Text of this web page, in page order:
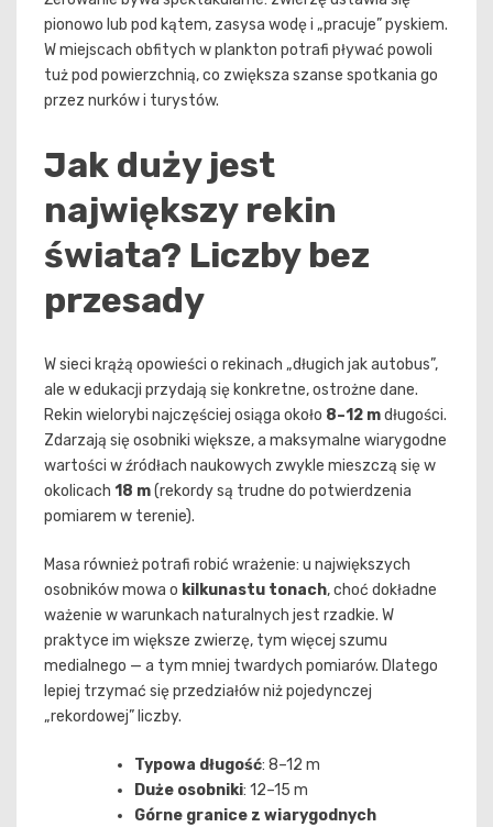
pionowo lub pod kątem, zasysa wodę i „pracuje” pyskiem.
W miejscach obfitych w plankton potrafi pływać powoli
tuż pod powierzchnią, co zwiększa szanse spotkania go
przez nurków i turystów.
Jak duży jest
największy rekin
świata? Liczby bez
przesady
W sieci krążą opowieści o rekinach „długich jak autobus”,
ale w edukacji przydają się konkretne, ostrożne dane.
Rekin wielorybi najczęściej osiąga około 8–12 mdługości.
Zdarzają się osobniki większe, a maksymalne wiarygodne
wartości w źródłach naukowych zwykle mieszczą się w
okolicach 18 m(rekordy są trudne do potwierdzenia
pomiarem w terenie).
Masa również potrafi robić wrażenie: u największych
osobników mowa o kilkunastu tonach, choć dokładne
ważenie w warunkach naturalnych jest rzadkie. W
praktyce im większe zwierzę, tym więcej szumu
medialnego — a tym mniej twardych pomiarów. Dlatego
lepiej trzymać się przedziałów niż pojedynczej
„rekordowej” liczby.
Typowa długość: 8–12 m
Duże osobniki: 12–15 m
Górne granice z wiarygodnych